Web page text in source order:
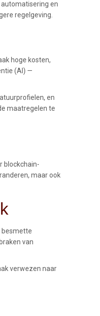
en
regelgeving.
hoge kosten,
(AI) —
en
maatregelen te
blockchain-
maar ook
besmette
van
verwezen naar